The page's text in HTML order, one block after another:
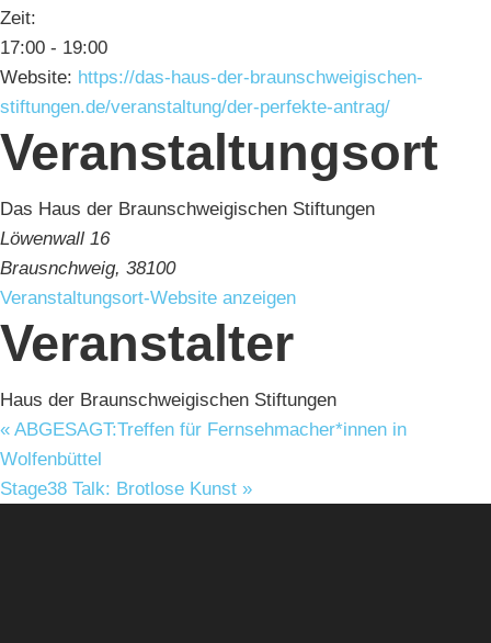
Zeit:
17:00 - 19:00
Website: https://das-haus-der-braunschweigischen-
stiftungen.de/veranstaltung/der-perfekte-antrag/
Veranstaltungsort
Das Haus der Braunschweigischen Stiftungen
Löwenwall 16
Brausnchweig, 38100
Veranstaltungsort-Website anzeigen
Veranstalter
Haus der Braunschweigischen Stiftungen
« ABGESAGT:Treffen für Fernsehmacher*innen in
Wolfenbüttel
Stage38 Talk: Brotlose Kunst »